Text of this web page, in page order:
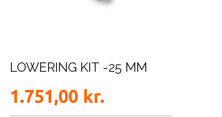
LOWERING KIT -25 MM
1.751,00 kr.